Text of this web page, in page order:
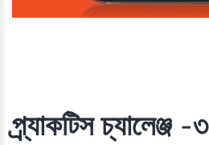
প্র্যাকটিস চ্যালেঞ্জ -৩